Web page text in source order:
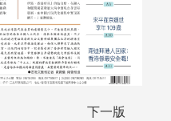
下一版